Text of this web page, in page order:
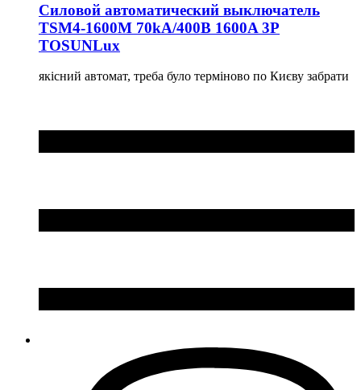
Силовой автоматический выключатель
TSM4-1600M 70kA/400B 1600A 3P
TOSUNLux
якісний автомат, треба було терміново по Києву забрати